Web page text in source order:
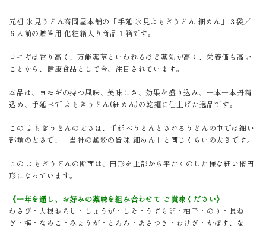
元祖 氷見うどん高岡屋本舗の「手延 氷見よもぎうどん 細めん」３袋／
６人前の贈答用 化粧箱入り商品１箱です。
ヨモギは香り高く、万能薬草といわれるほど薬効が高く、栄養価も高い
ことから、健康食品として今、注目されています。
本品は、ヨモギの持つ風味、美味しさ、効果を盛り込み、一本一本丹精
込め、手延べで よもぎうどん(細めん)の乾麺に仕上げた逸品です。
この よもぎうどんの太さは、手延べうどんとされるうどんの中では細い
部類の太さで、「当社の澱粉の旨味 細めん」と同じくらいの太さです。
この よもぎうどんの断面は、円形を上部から平たくのした様な細い楕円
形になっています。
《一年を通し、お好みの薬味を組み合わせて ご賞味ください》
わさび・大根おろし・しょうが・しそ・うずら卵・柚子・のり・長ね
ぎ・梅・なめこ・みょうが・とろろ・あさつき・わけぎ・かぼす、な